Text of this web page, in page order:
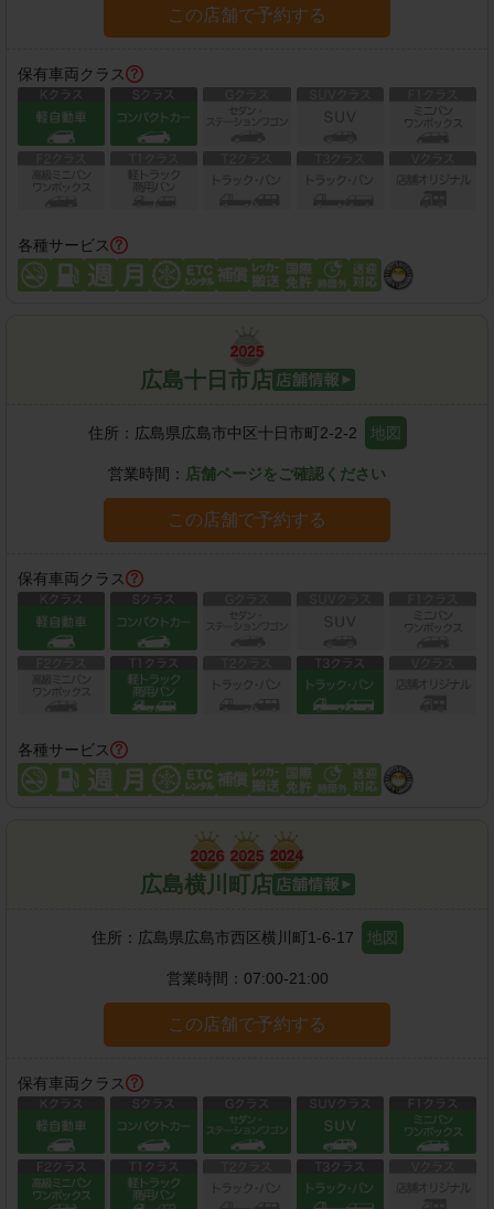
この店舗で予約する
保有車両クラス
各種サービス
広島十日市店
住所： 広島県広島市中区十日市町2-2-2 地図
営業時間： 店舗ページをご確認ください
この店舗で予約する
保有車両クラス
各種サービス
広島横川町店
住所： 広島県広島市西区横川町1-6-17 地図
営業時間： 07:00-21:00
この店舗で予約する
保有車両クラス